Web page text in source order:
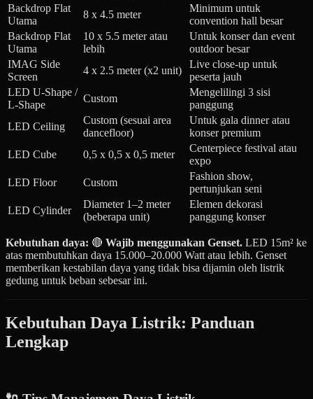
Backdrop Flat
Utama
8 x 4.5 meter
Minimum untuk
convention hall besar
Backdrop Flat
Utama
10 x 5.5 meter atau
lebih
Untuk konser dan event
outdoor besar
IMAG Side
Screen
4 x 2.5 meter (x2 unit)
Live close-up untuk
peserta jauh
LED U-Shape /
L-Shape
Custom
Mengelilingi 3 sisi
panggung
LED Ceiling
Custom (sesuai area
dancefloor)
Untuk gala dinner atau
konser premium
LED Cube
0,5 x 0,5 x 0,5 meter
Centerpiece festival atau
expo
LED Floor
Custom
Fashion show,
pertunjukan seni
LED Cylinder
Diameter 1–2 meter
(beberapa unit)
Elemen dekorasi
panggung konser
Kebutuhan daya: 🔴 Wajib menggunakan Genset. LED 15m² ke
atas membutuhkan daya 15.000–20.000 Watt atau lebih. Genset
memberikan kestabilan daya yang tidak bisa dijamin oleh listrik
gedung untuk beban sebesar ini.
Kebutuhan Daya Listrik: Panduan
Lengkap